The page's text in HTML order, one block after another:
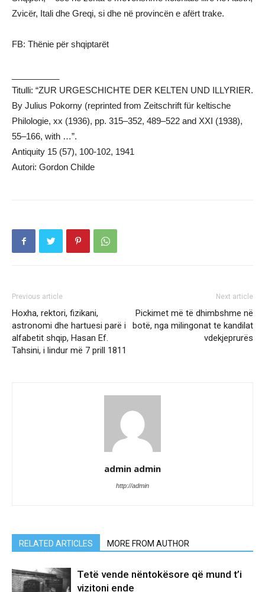
Zvicër, Itali dhe Greqi, si dhe në provincën e afërt trake.
FB: Thënie për shqiptarët
Titulli: “ZUR URGESCHICHTE DER KELTEN UND ILLYRIER.
By Julius Pokorny (reprinted from Zeitschrift für keltische
Philologie, xx (1936), pp. 315–352, 489–522 and XXI (1938),
55–166, with …”.
Antiquity 15 (57), 100-102, 1941
Autori: Gordon Childe
Previous article
Hoxha, rektori, fizikani,
astronomi dhe hartuesi parë i
alfabetit shqip, Hasan Ef.
Tahsini, i lindur më 7 prill 1811
Next article
Pickimet më të dhimbshme në
botë, nga milingonat te kandilat
vdekjeprurës
admin admin
http://admin
RELATED ARTICLES MORE FROM AUTHOR
Tetë vende nëntokësore që mund t’i
vizitoni ende